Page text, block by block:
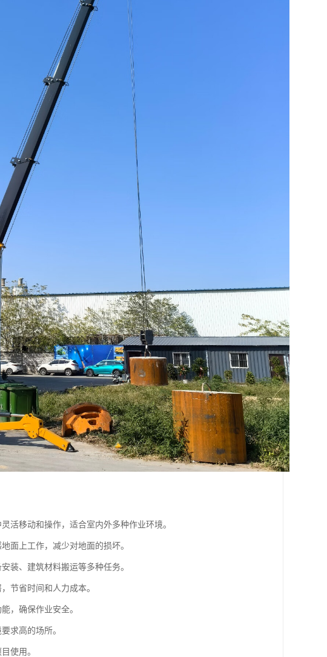
活移动和操作，适合室内外多种作业环境。
面上工作，减少对地面的损坏。
装、建筑材料搬运等多种任务。
节省时间和人力成本。
，确保作业安全。
求高的场所。
使用。